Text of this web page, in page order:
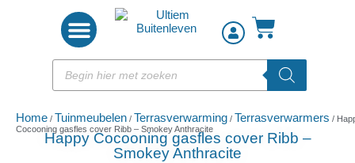
Home / Tuinmeubelen / Terrasverwarming / Terrasverwarmers /
Cocooning gasfles cover Ribb – Smokey Anthracite
Happy Cocooning gasfles cover Ribb –
Smokey Anthracite